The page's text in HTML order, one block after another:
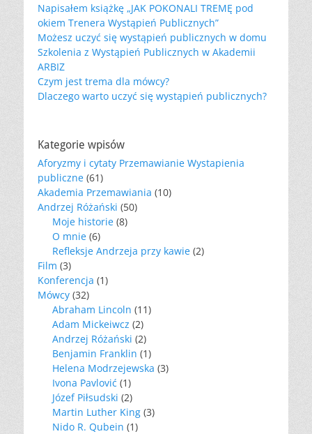
Napisałem książkę „JAK POKONALI TREMĘ pod
okiem Trenera Wystąpień Publicznych”
Możesz uczyć się wystąpień publicznych w domu
Szkolenia z Wystąpień Publicznych w Akademii
ARBIZ
Czym jest trema dla mówcy?
Dlaczego warto uczyć się wystąpień publicznych?
Kategorie wpisów
Aforyzmy i cytaty Przemawianie Wystapienia
publiczne (61)
Akademia Przemawiania (10)
Andrzej Różański (50)
Moje historie (8)
O mnie (6)
Refleksje Andrzeja przy kawie (2)
Film (3)
Konferencja (1)
Mówcy (32)
Abraham Lincoln (11)
Adam Mickeiwcz (2)
Andrzej Różański (2)
Benjamin Franklin (1)
Helena Modrzejewska (3)
Ivona Pavlović (1)
Józef Piłsudski (2)
Martin Luther King (3)
Nido R. Qubein (1)